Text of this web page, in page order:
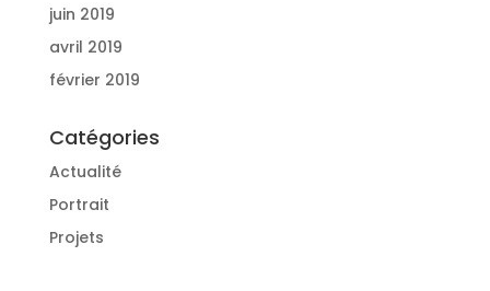
juin 2019
avril 2019
février 2019
Catégories
Actualité
Portrait
Projets